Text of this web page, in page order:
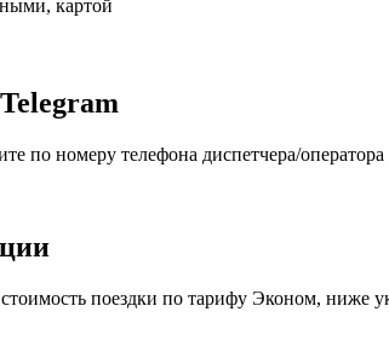
картой
по номеру телефона диспетчера/оператора
поездки по тарифу Эконом, ниже